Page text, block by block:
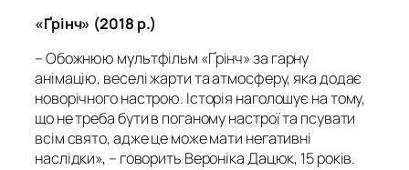
«Ґрінч» (2018 р.)
– Обожнюю мультфільм «Ґрінч» за гарну
анімацію, веселі жарти та атмосферу, яка додає
новорічного настрою. Історія наголошує на тому,
що не треба бути в поганому настрої та псувати
всім свято, адже це може мати негативні
наслідки», – говорить Вероніка Дацюк, 15 років.